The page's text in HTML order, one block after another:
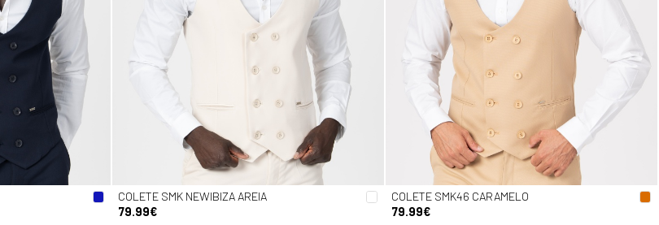
COLETE SMK NEWIBIZA AREIA
79.99€
COLETE SMK46 CARAMELO
79.99€